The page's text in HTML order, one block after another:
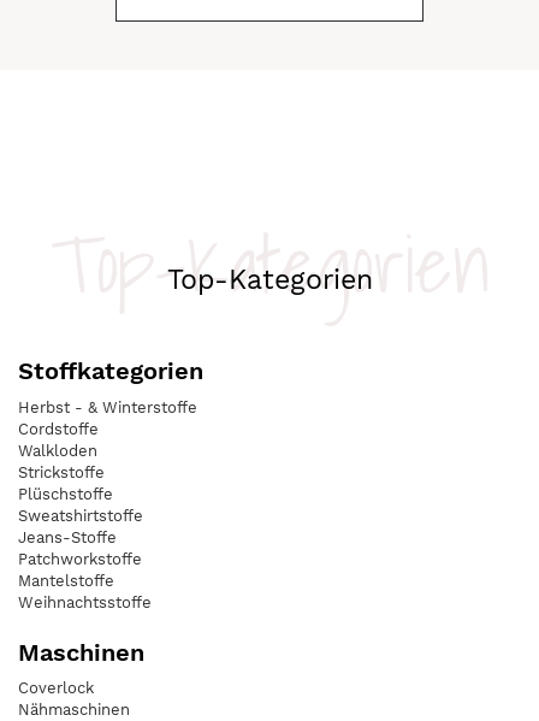
Top-Kategorien
Top-Kategorien
Stoffkategorien
Herbst - & Winterstoffe
Cordstoffe
Walkloden
Strickstoffe
Plüschstoffe
Sweatshirtstoffe
Jeans-Stoffe
Patchworkstoffe
Mantelstoffe
Weihnachtsstoffe
Maschinen
Coverlock
Nähmaschinen